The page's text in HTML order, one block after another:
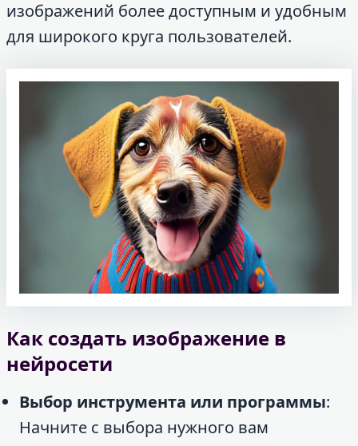
изображений более доступным и удобным
для широкого круга пользователей.
Как создать изображение в
нейросети
Выбор инструмента или программы:
Начните с выбора нужного вам